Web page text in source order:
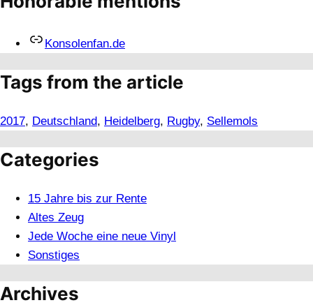
Konsolenfan.de
Tags from the article
2017, Deutschland, Heidelberg, Rugby, Sellemols
Categories
15 Jahre bis zur Rente
Altes Zeug
Jede Woche eine neue Vinyl
Sonstiges
Archives